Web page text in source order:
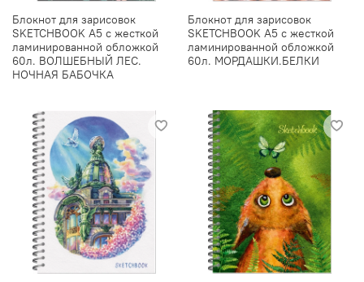
Блокнот для зарисовок
SKETCHBOOK А5 с жесткой
ламинированной обложкой
60л. ВОЛШЕБНЫЙ ЛЕС.
НОЧНАЯ БАБОЧКА
Блокнот для зарисовок
SKETCHBOOK А5 с жесткой
ламинированной обложкой
60л. МОРДАШКИ.БЕЛКИ